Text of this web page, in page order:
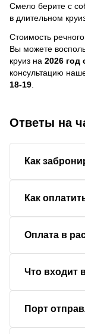
Смело берите с
в длительном
Стоимость
Вы можете
круиз на 2026 год
консультацию
18-19
Ответы на
Как
Как
Оплата в
Что входит
Порт